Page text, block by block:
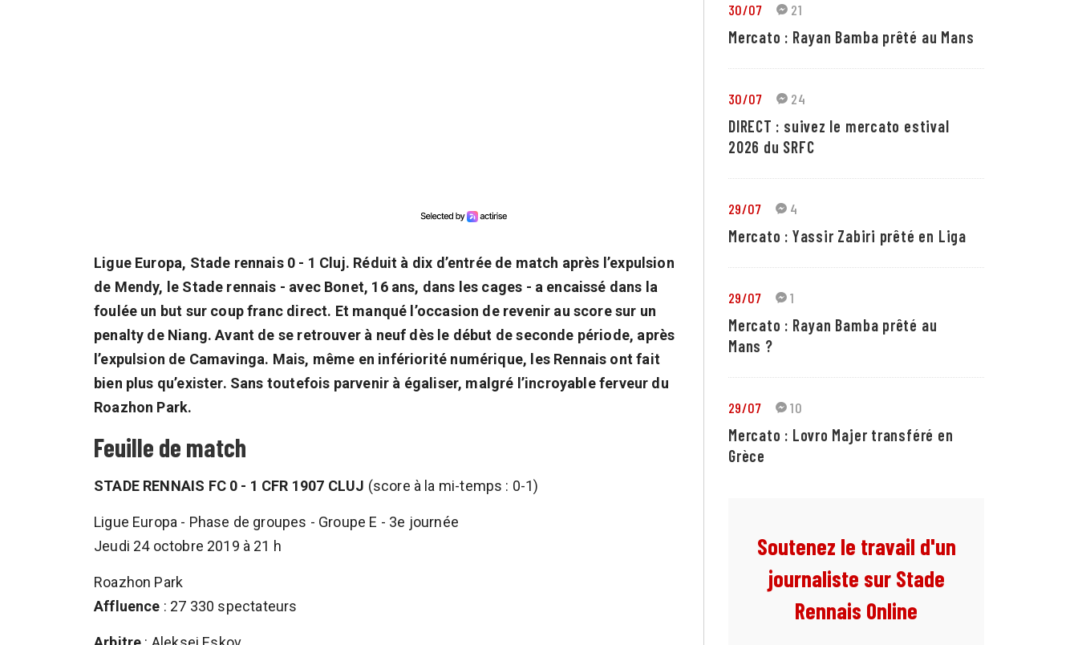
Ligue Europa, Stade rennais 0 - 1 Cluj. Réduit à dix d’entrée de match après l’expulsion
de Mendy, le Stade rennais - avec Bonet, 16 ans, dans les cages - a encaissé dans la
foulée un but sur coup franc direct. Et manqué l’occasion de revenir au score sur un
penalty de Niang. Avant de se retrouver à neuf dès le début de seconde période, après
l’expulsion de Camavinga. Mais, même en infériorité numérique, les Rennais ont fait
bien plus qu’exister. Sans toutefois parvenir à égaliser, malgré l’incroyable ferveur du
Roazhon Park.
Feuille de match
STADE RENNAIS FC 0 - 1 CFR 1907 CLUJ (score à la mi-temps : 0-1)
Ligue Europa - Phase de groupes - Groupe E - 3e journée
Jeudi 24 octobre 2019 à 21 h
Roazhon Park
Affluence : 27 330 spectateurs
30/07 21
Mercato : Rayan Bamba prêté au Mans
30/07 24
DIRECT : suivez le mercato estival
2026 du SRFC
29/07 4
Mercato : Yassir Zabiri prêté en Liga
29/07 1
Mercato : Rayan Bamba prêté au
Mans ?
29/07 10
Mercato : Lovro Majer transféré en
Grèce
Soutenez le travail d'un
journaliste sur Stade
Rennais Online